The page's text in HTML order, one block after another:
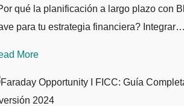
qué la planificación a largo plazo con
para tu estrategia financiera? Integrar…
More